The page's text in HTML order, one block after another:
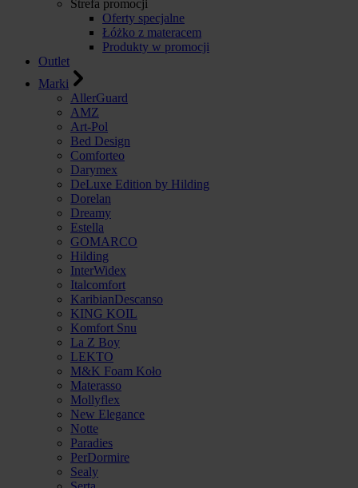
Strefa promocji
Oferty specjalne
Łóżko z materacem
Produkty w promocji
Outlet
Marki
AllerGuard
AMZ
Art-Pol
Bed Design
Comforteo
Darymex
DeLuxe Edition by Hilding
Dorelan
Dreamy
Estella
GOMARCO
Hilding
InterWidex
Italcomfort
KaribianDescanso
KING KOIL
Komfort Snu
La Z Boy
LEKTO
M&K Foam Koło
Materasso
Mollyflex
New Elegance
Notte
Paradies
PerDormire
Sealy